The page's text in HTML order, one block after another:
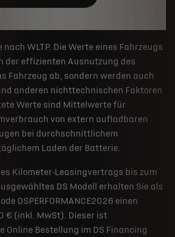
WLTP. Die Werte eines Fahrzeugs
der effizienten Ausnutzung des
Fahrzeug ab, sondern werden auch
anderen nichttechnischen Faktoren
Werte sind Mittelwerte für
von extern aufladbaren
bei durchschnittlichem
Laden der Batterie.
Kilometer-Leasingvertrags bis zum
DS Modell erhalten Sie als
DSPERFORMANCE2026 einen
€ (inkl. MwSt). Dieser ist
Online Bestellung im DS Financing